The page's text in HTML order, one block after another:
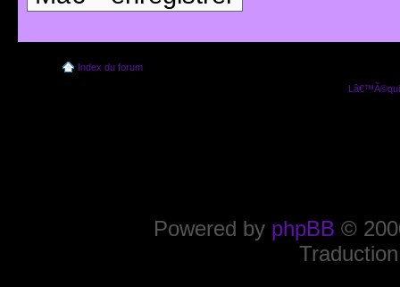
Index du forum
Powered by phpBB ©